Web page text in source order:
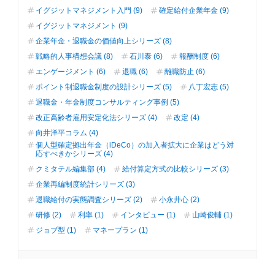
イグジットマネジメント入門 (9)
確定給付企業年金 (9)
イグジットマネジメント (9)
企業年金・退職金の価値向上シリーズ (8)
戦略的人事構想会議 (8)
石川泰 (6)
報酬制度 (6)
エンゲージメント (6)
退職 (6)
離職防止 (6)
ポイント制退職金制度の設計シリーズ (5)
八丁宏志 (5)
退職金・年金制度コンサルティング事例 (5)
改正高齢者雇用安定化法シリーズ (4)
改定 (4)
向井洋平コラム (4)
個人型確定拠出年金（iDeCo）の加入者拡大に企業はどう対
応すべきかシリーズ (4)
クミタテル編集部 (4)
給付算定方式の比較シリーズ (3)
企業再編制度統計シリーズ (3)
退職給付の実態調査シリーズ (2)
小永井心 (2)
研修 (2)
利率 (1) インタビュー (1)
山崎俊輔 (1)
ジョブ型 (1)
マネープラン (1)